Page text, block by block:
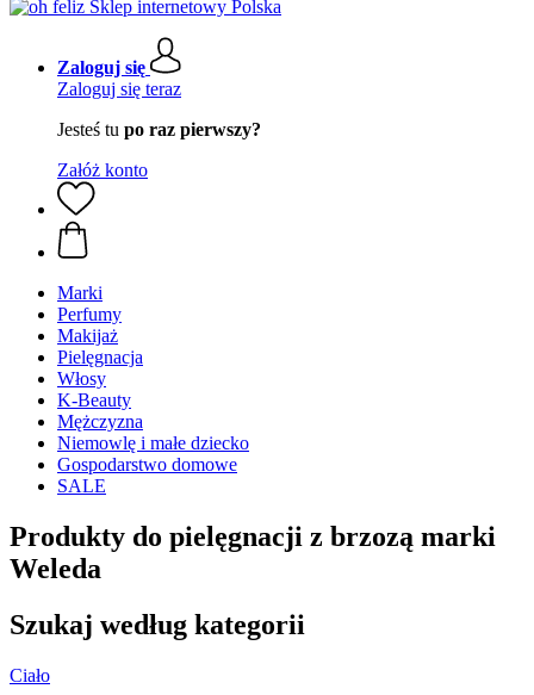
Zaloguj się
Zaloguj się teraz
Jesteś tu po raz pierwszy?
Załóż konto
Marki
Perfumy
Makijaż
Pielęgnacja
Włosy
K-Beauty
Mężczyzna
Niemowlę i małe dziecko
Gospodarstwo domowe
SALE
Produkty do pielęgnacji z brzozą marki
Weleda
Szukaj według kategorii
Ciało